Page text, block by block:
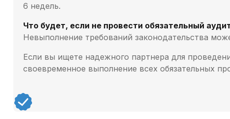
6 недель.
Что будет, если не провести обязательный
Невыполнение требований законодательства
Если вы ищете надежного партнера для
своевременное выполнение всех обязательных